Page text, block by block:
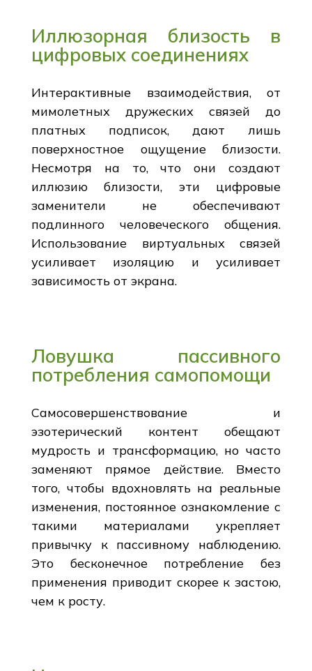
Иллюзорная близость в
цифровых соединениях
Интерактивные взаимодействия, от
мимолетных дружеских связей до
платных подписок, дают лишь
поверхностное ощущение близости.
Несмотря на то, что они создают
иллюзию близости, эти цифровые
заменители не обеспечивают
подлинного человеческого общения.
Использование виртуальных связей
усиливает изоляцию и усиливает
зависимость от экрана.
Ловушка пассивного
потребления самопомощи
Самосовершенствование и
эзотерический контент обещают
мудрость и трансформацию, но часто
заменяют прямое действие. Вместо
того, чтобы вдохновлять на реальные
изменения, постоянное ознакомление с
такими материалами укрепляет
привычку к пассивному наблюдению.
Это бесконечное потребление без
применения приводит скорее к застою,
чем к росту.